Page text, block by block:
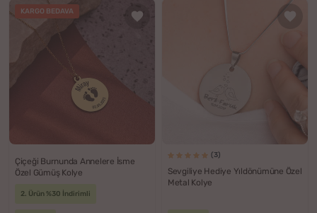
KARGO BEDAVA
Çiçeği Burnunda Annelere İsme
Özel Gümüş Kolye
2. Ürün %30 İndirimli
(3)
Sevgiliye Hediye Yıldönümüne Özel
Metal Kolye